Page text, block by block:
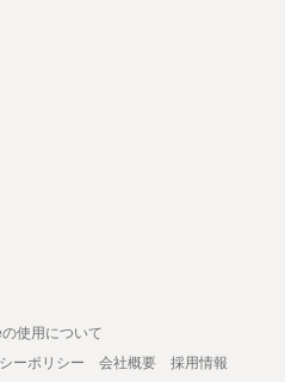
使用について
ーポリシー 会社概要
採用情報